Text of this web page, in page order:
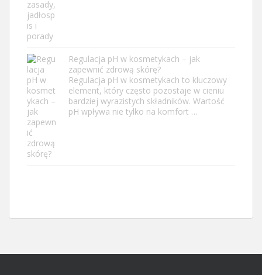
Regulacja pH w kosmetykach – jak
zapewnić zdrową skórę?
Regulacja pH w kosmetykach to kluczowy
element, który często pozostaje w cieniu
bardziej wyrazistych składników. Wartość
pH wpływa nie tylko na komfort …